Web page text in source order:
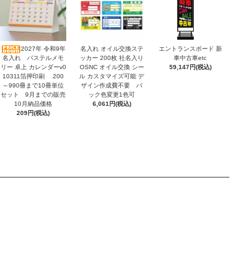
2027年 令和9年
名入れ パステルメモ
リー 卓上 カレンダーv0
10311箔押印刷 200
～990冊まで10冊単位
セット 9月までの販売
10月納品価格
209円(税込)
名入れ オイル交換ステ
ッカー 200枚 社名入り
OSNC オイル交換 シー
ル カスタマイズ可能 デ
ザイン作成費不要 バ
ック色変更1色可
6,061円(税込)
エントランスボード 新
車中古車etc
59,147円(税込)